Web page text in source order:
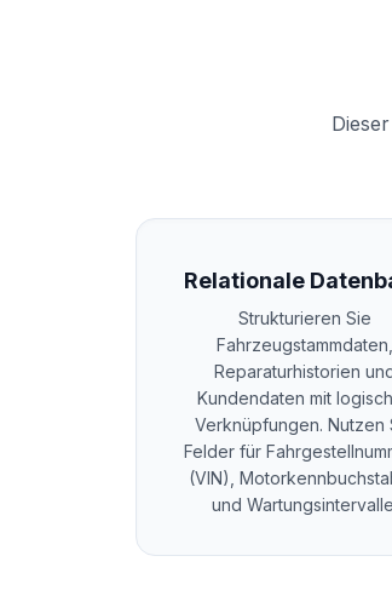
Relationale
Strukturieren Sie
Fahrzeugstammdaten,
Reparaturhistorien
Kundendaten mit
Verknüpfungen. Nutzen
Felder für
(VIN),
und